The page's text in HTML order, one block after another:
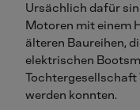
Ursächlich dafür
Motoren mit einem
älteren Baureihen,
elektrischen
Tochtergesellschaft
werden konnten.